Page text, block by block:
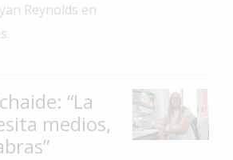
Reynolds en
“La
medios,